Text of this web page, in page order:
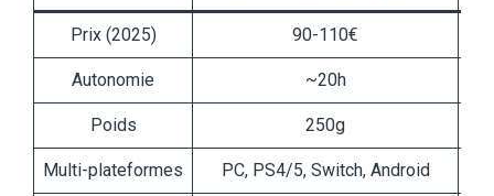
Prix (2025) 90-110€
Autonomie ~20h
Poids 250g
Multi-plateformes PC, PS4/5, Switch, Android